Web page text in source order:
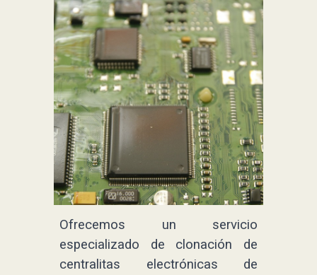
Ofrecemos un servicio
especializado de clonación de
centralitas electrónicas de